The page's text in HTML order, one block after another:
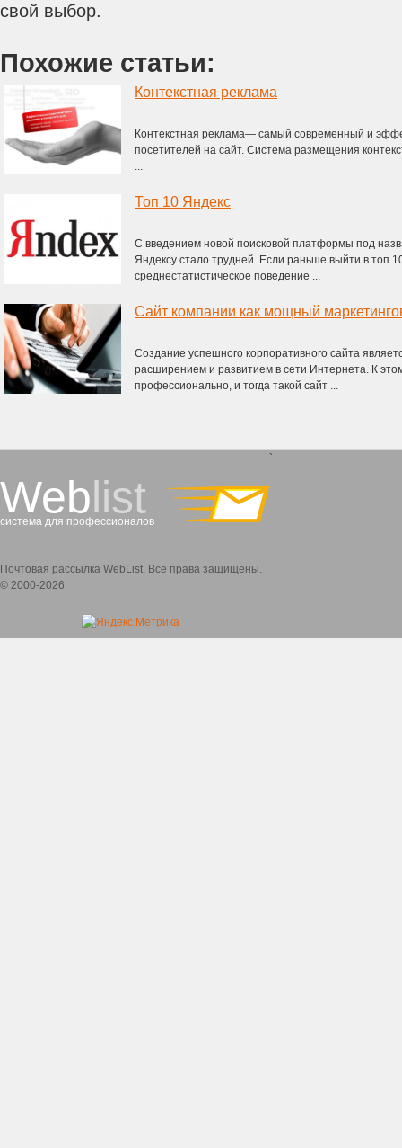
свой выбор.
Похожие статьи:
Контекстная реклама
Контекстная реклама— самый современный и
посетителей на сайт. Система размещения
...
Топ 10 Яндекс
С введением новой поисковой платформы под
Яндексу стало трудней. Если раньше выйти в топ
среднестатистическое поведение ...
Сайт компании как мощный
Создание успешного корпоративного сайта
расширением и развитием в сети Интернета. К
профессионально, и тогда такой сайт ...
Weblist
система для профессионалов
`
Почтовая рассылка WebList. Все права защищены.
© 2000-2026